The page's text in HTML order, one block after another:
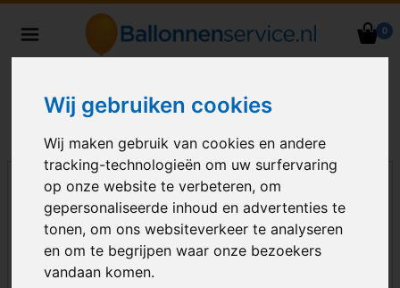
Wij gebruiken cookies
Wij maken gebruik van cookies en andere
tracking-technologieën om uw surfervaring
op onze website te verbeteren, om
gepersonaliseerde inhoud en advertenties te
tonen, om ons websiteverkeer te analyseren
en om te begrijpen waar onze bezoekers
vandaan komen.
0
Nederland